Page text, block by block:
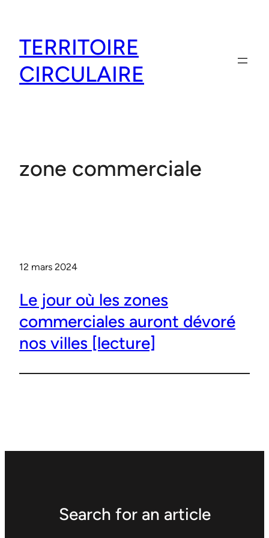
contenu
TERRITOIRE
CIRCULAIRE
zone commerciale
12 mars 2024
Le jour où les zones
commerciales auront dévoré
nos villes [lecture]
Search for an article